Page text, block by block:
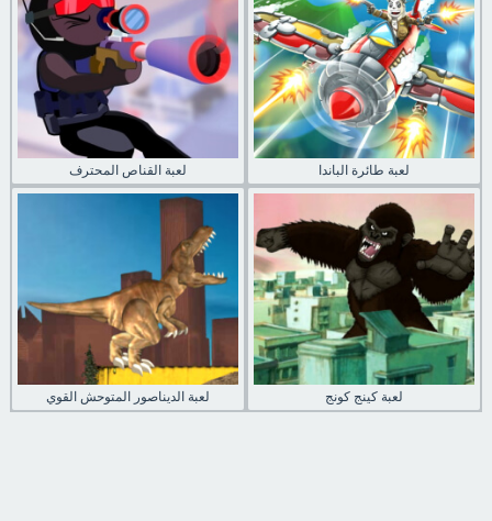
لعبة القناص المحترف لعبة طائرة الباندا
لعبة الديناصور المتوحش القوي لعبة كينج كونج